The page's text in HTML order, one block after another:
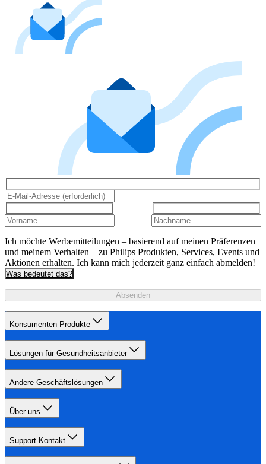
Ich möchte Werbemitteilungen – basierend auf meinen Präferenzen
und meinem Verhalten – zu Philips Produkten, Services, Events und
Aktionen erhalten. Ich kann mich jederzeit ganz einfach abmelden!
Was bedeutet das?
Absenden
Konsumenten Produkte
Lösungen für Gesundheitsanbieter
Andere Geschäftslösungen
Über uns
Support-Kontakt